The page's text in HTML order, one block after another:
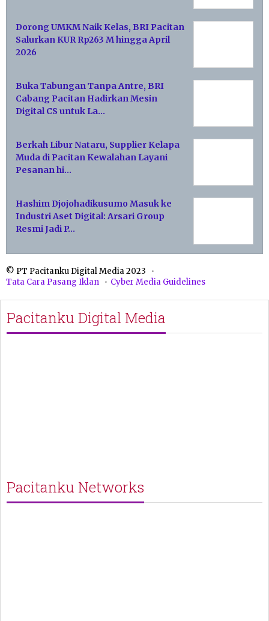
Dorong UMKM Naik Kelas, BRI Pacitan
Salurkan KUR Rp263 M hingga April
2026
Buka Tabungan Tanpa Antre, BRI
Cabang Pacitan Hadirkan Mesin
Digital CS untuk La…
Berkah Libur Nataru, Supplier Kelapa
Muda di Pacitan Kewalahan Layani
Pesanan hi…
Hashim Djojohadikusumo Masuk ke
Industri Aset Digital: Arsari Group
Resmi Jadi P…
© PT Pacitanku Digital Media 2023
Tata Cara Pasang Iklan
Cyber Media Guidelines
Pacitanku Digital Media
Pacitanku Networks